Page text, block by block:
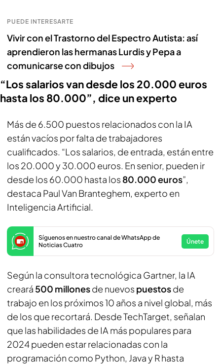
PUEDE INTERESARTE
Vivir con el Trastorno del Espectro Autista: así
aprendieron las hermanas Lurdis y Pepa a
comunicarse con dibujos
“Los salarios van desde los 20.000 euros
hasta los 80.000”, dice un experto
Más de 6.500 puestos relacionados con la IA
están vacíos por falta de trabajadores
cualificados. “Los salarios, de entrada, están entre
los 20.000 y 30.000 euros. En senior, pueden ir
desde los 60.000 hasta los 80.000 euros”,
destaca Paul Van Branteghem, experto en
Inteligencia Artificial.
Síguenos en nuestro canal de WhatsApp de
Noticias Cuatro
Únete
Según la consultora tecnológica Gartner, la IA
creará 500 millonesde nuevos puestosde
trabajo en los próximos 10 años a nivel global, más
de los que recortará. Desde TechTarget, señalan
que las habilidades de IA más populares para
2024 pueden estar relacionadas con la
programación como Python, Java y R hasta